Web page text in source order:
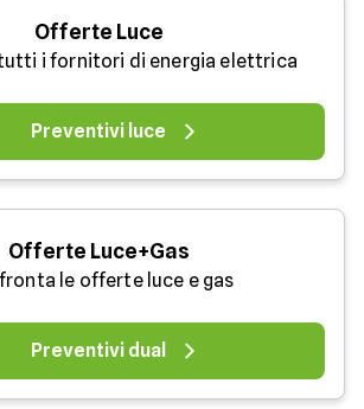
Offerte Luce
i fornitori di energia elettrica
Preventivi luce
Offerte Luce+Gas
le offerte luce e gas
Preventivi dual